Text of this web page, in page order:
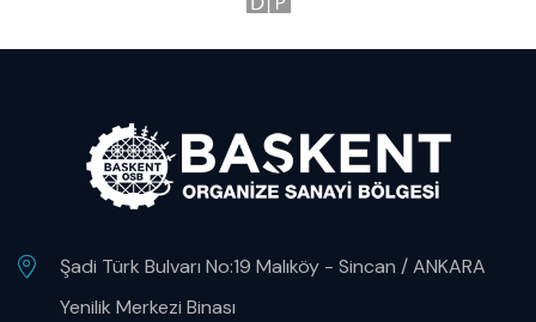
Şadi Türk Bulvarı No:19 Malıköy - Sincan / ANKARA
Yenilik Merkezi Binası